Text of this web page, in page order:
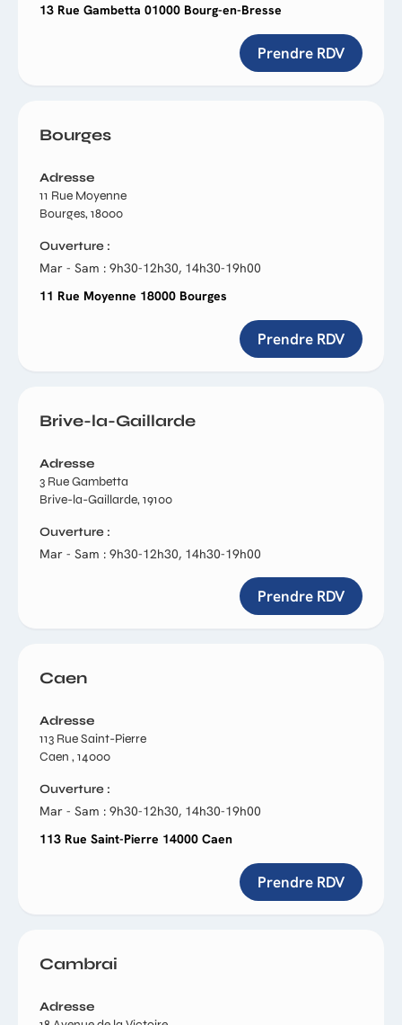
13 Rue Gambetta 01000 Bourg-en-Bresse
Prendre RDV
Bourges
Adresse
11 Rue Moyenne
Bourges, 18000
Ouverture
Mar - Sam : 9h30-12h30, 14h30-19h00
11 Rue Moyenne 18000 Bourges
Prendre RDV
Brive-la-Gaillarde
Adresse
3 Rue Gambetta
Brive-la-Gaillarde, 19100
Ouverture
Mar - Sam : 9h30-12h30, 14h30-19h00
Prendre RDV
Caen
Adresse
113 Rue Saint-Pierre
Caen , 14000
Ouverture
Mar - Sam : 9h30-12h30, 14h30-19h00
113 Rue Saint-Pierre 14000 Caen
Prendre RDV
Cambrai
Adresse